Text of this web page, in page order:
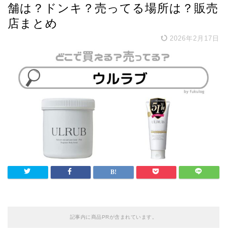
舗は？ドンキ？売ってる場所は？販売
店まとめ
2026年2月17日
記事内に商品PRが含まれています。